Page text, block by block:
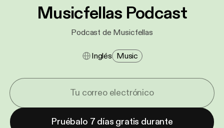
Musicfellas Podcast
Podcast de Musicfellas
Inglés Music
Pruébalo 7 días gratis durante